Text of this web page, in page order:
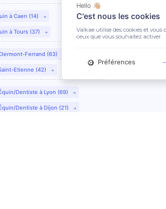
à Caen (14)
à Tours (37)
Ferrand (63)
Etienne (42)
Dentiste à Lyon (69)
Dentiste à Dijon (21)
Hello 👋🏼
C'est nous les cookies
Valkae utilise des cookies et vous
ceux que vous souhaitez activer.
Préférences